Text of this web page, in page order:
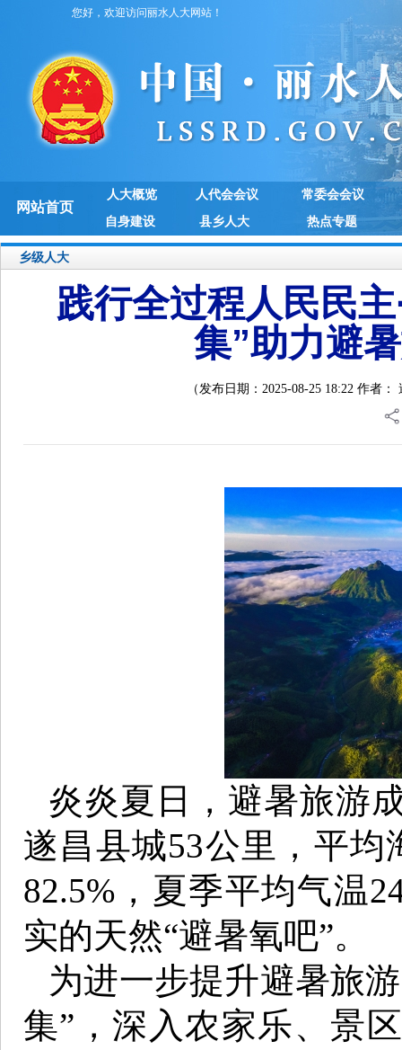
您好，欢迎访问丽水人大网站！
网站首页
人大概览 人代会会议
常委会会议
自身建设
县乡人大 热点专题
乡级人大
践行全过程人民民
集”助力避
（发布日期：2025-08-25 18:22 作者
炎炎夏日，避暑旅游
遂昌县城53公里，平均
82.5%，夏季平均气温
实的天然“避暑氧吧”。
为进一步提升避暑旅
集”，深入农家乐、景